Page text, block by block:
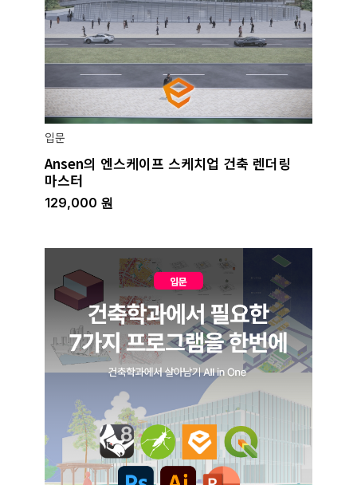
입문
Ansen의 엔스케이프 스케치업 건축 렌더링
마스터
129,000 원